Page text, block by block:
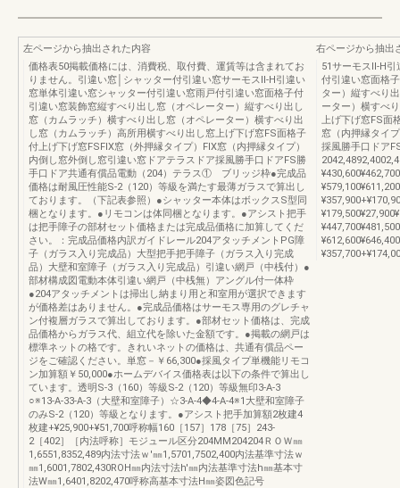
左ページから抽出された内容
価格表50掲載価格には、消費税、取付費、運賃等は含まれてお
りません。引違い窓│シャッター付引違い窓サーモスⅡ-H引違い
窓単体引違い窓シャッター付引違い窓雨戸付引違い窓面格子付
引違い窓装飾窓縦すべり出し窓（オペレーター）縦すべり出し
窓（カムラッチ）横すべり出し窓（オペレーター）横すべり出
し窓（カムラッチ）高所用横すべり出し窓上げ下げ窓FS面格子
付上げ下げ窓FSFIX窓（外押縁タイプ）FIX窓（内押縁タイプ）
内倒し窓外倒し窓引違い窓ドアテラスドア採風勝手口ドアFS勝
手口ドア共通有償品電動（204）テラス① ブリッジ枠●完成品
価格は耐風圧性能S-2（120）等級を満たす最薄ガラスで算出し
ております。（下記表参照）●シャッター本体はボックスS型同
梱となります。●リモコンは体同梱となります。●アシスト把手
は把手障子の部材セット価格または完成品価格に加算してくだ
さい。：完成品価格内訳ガイドレール204アタッチメントPG障
子（ガラス入り完成品）大型把手把手障子（ガラス入り完成
品）大壁和室障子（ガラス入り完成品）引違い網戸（中桟付）●
部材構成図電動本体引違い網戸（中桟無）アングル付一体枠
●204アタッチメントは掃出し納まり用と和室用が選択できます
が価格差はありません。●完成品価格はサーモス専用のグレチャ
ン付複層ガラスで算出しております。●部材セット価格は、完成
品価格からガラス代、組立代を除いた金額です。●掲載の網戸は
標準ネットの格です。きれいネットの価格は、共通有償品ペー
ジをご確認ください。単窓－￥66,300●採風タイプ単機能リモコ
ン加算額￥50,000●ホームデバイス価格表は以下の条件で算出し
ています。透明S-3（160）等級S-2（120）等級無印3-A-3
○※13-A-33-A-3（大壁和室障子）☆3-A-4◆4-A-4※1大壁和室障子
のみS-2（120）等級となります。●アシスト把手加算額2枚建4
枚建+¥25,900+¥51,700呼称幅160［157］178［75］243-
2［402］［内法呼称］モジュール区分204MM204204ＲＯＷ㎜
1,6551,8352,489内法寸法ｗ'㎜1,5701,7502,400内法基準寸法ｗ
㎜1,6001,7802,430ROH㎜内法寸法h'㎜内法基準寸法h㎜基本寸
法W㎜1,6401,8202,470呼称高基本寸法H㎜姿図色記号
右ページから抽出
51サーモスⅡ-H
付引違い窓面格
ター）縦すべり
ーター）横すべ
上げ下げ窓FS面
窓（内押縁タイ
採風勝手口ドア